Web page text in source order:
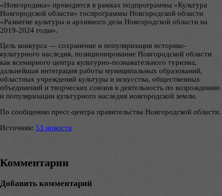
«Новгородика» проводится в рамках подпрограммы «Культура
Новгородской области» госпрограммы Новгородской области
«Развитие культуры и архивного дела Новгородской области на
2019-2024 годы».
Цель конкурса — сохранение и популяризация историко-
культурного наследия, позиционирование Новгородской области
как всемирного центра культурно-познавательного туризма,
дальнейшая интеграция работы муниципальных образований,
областных учреждений культуры и искусства, общественных
объединений и творческих союзов в деятельность по возрождению
и популяризации культурного наследия новгородской земли.
По сообщению пресс-центра правительства Новгородской области.
Источник: 53 новости
Комментарии
Добавить комментарий